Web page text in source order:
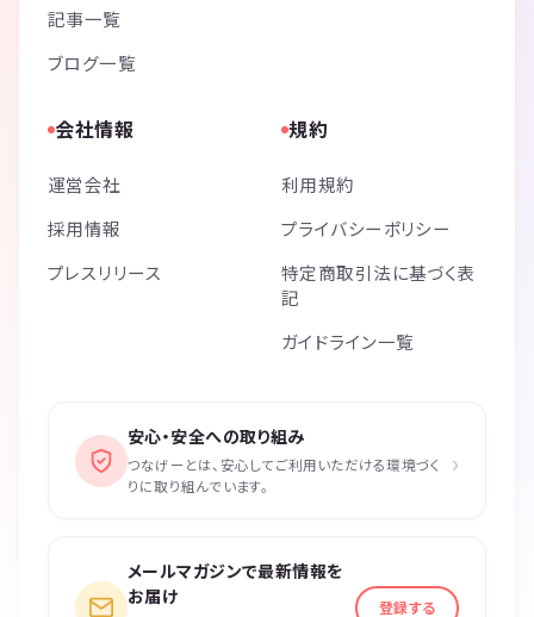
記事一覧
ブログ一覧
会社情報
運営会社
採用情報
プレスリリース
規約
利用規約
プライバシーポリシー
特定商取引法に基づく表
記
ガイドライン一覧
安心・安全への取り組み
つなげーとは、安心してご利用いただける環境づく
りに取り組んでいます。
›
メールマガジンで最新情報を
お届け
登録する